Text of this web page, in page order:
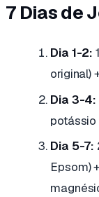
7 Dias de
Dia 1-2:
original)
Dia 3-4:
potássio
Dia 5-7:
Epsom)